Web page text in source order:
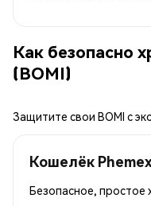
Как безопасно
(BOMI)
Защитите свои BOMI с
Кошелёк
Безопасное, простое